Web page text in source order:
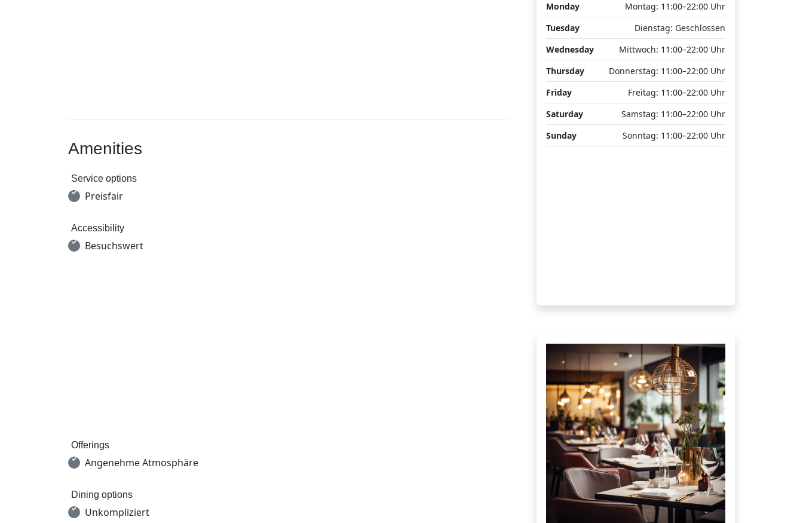
Amenities
Service options
Preisfair
Accessibility
Besuchswert
Offerings
Angenehme Atmosphäre
Dining options
Unkompliziert
Monday
Montag: 11:00–22:00 Uhr
Tuesday
Dienstag: Geschlossen
Wednesday
Mittwoch: 11:00–22:00 Uhr
Thursday
Donnerstag: 11:00–22:00 Uhr
Friday
Freitag: 11:00–22:00 Uhr
Saturday
Samstag: 11:00–22:00 Uhr
Sunday
Sonntag: 11:00–22:00 Uhr